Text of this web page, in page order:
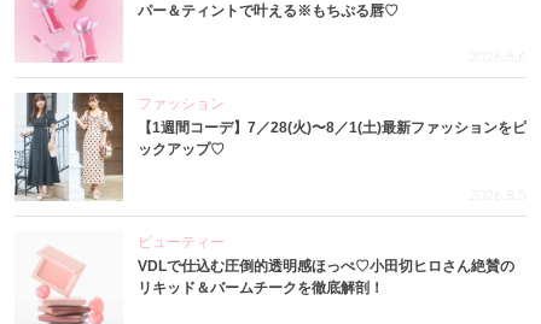
パー＆ティントで叶える※もちぷる唇♡
2026.8.6
ファッション
【1週間コーデ】7／28(火)〜8／1(土)最新ファッションをピ
ックアップ♡
2026.8.5
ビューティー
VDLで仕込む圧倒的透明感ほっぺ♡小田切ヒロさん絶賛の
リキッド＆バームチークを徹底解剖！